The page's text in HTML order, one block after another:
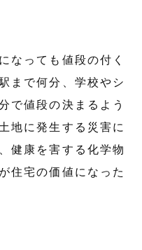
なっても値段の付く
まで何分、学校やシ
で値段の決まるよう
地に発生する災害に
健康を害する化学物
住宅の価値になった